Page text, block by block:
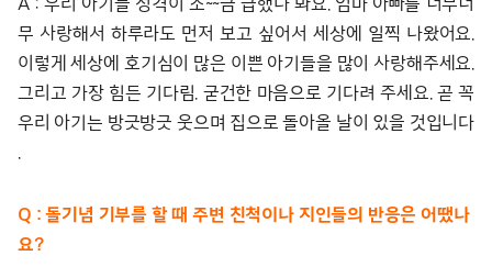
무 사랑해서 하루라도 먼저 보고 싶어서 세상에 일찍 나왔어요.
이렇게 세상에 호기심이 많은 이쁜 아기들을 많이 사랑해주세요.
그리고 가장 힘든 기다림. 굳건한 마음으로 기다려 주세요. 곧 꼭
우리 아기는 방긋방긋 웃으며 집으로 돌아올 날이 있을 것입니다
.
Q : 돌기념 기부를 할 때 주변 친척이나 지인들의 반응은 어땠나
요?